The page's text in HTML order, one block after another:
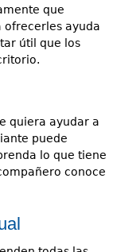
que
ofrecerles ayuda
útil que los
quiera ayudar a
puede
lo que tiene
conoce